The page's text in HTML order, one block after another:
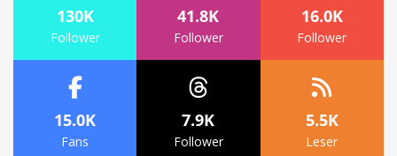
130K
Follower
41.8K
Follower
16.0K
Follower
15.0K
Fans
7.9K
Follower
5.5K
Leser